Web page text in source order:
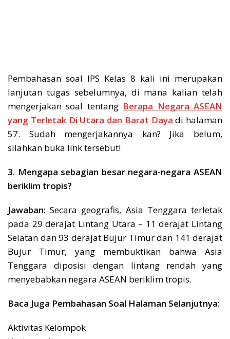
Pembahasan soal IPS Kelas 8 kali ini merupakan
lanjutan tugas sebelumnya, di mana kalian telah
mengerjakan soal tentang Berapa Negara ASEAN
yang Terletak Di Utara dan Barat Daya di halaman
57. Sudah mengerjakannya kan? Jika belum,
silahkan buka link tersebut!
3. Mengapa sebagian besar negara-negara ASEAN
beriklim tropis?
Jawaban: Secara geografis, Asia Tenggara terletak
pada 29 derajat Lintang Utara – 11 derajat Lintang
Selatan dan 93 derajat Bujur Timur dan 141 derajat
Bujur Timur, yang membuktikan bahwa Asia
Tenggara diposisi dengan lintang rendah yang
menyebabkan negara ASEAN beriklim tropis.
Baca Juga Pembahasan Soal Halaman Selanjutnya:
Aktivitas Kelompok